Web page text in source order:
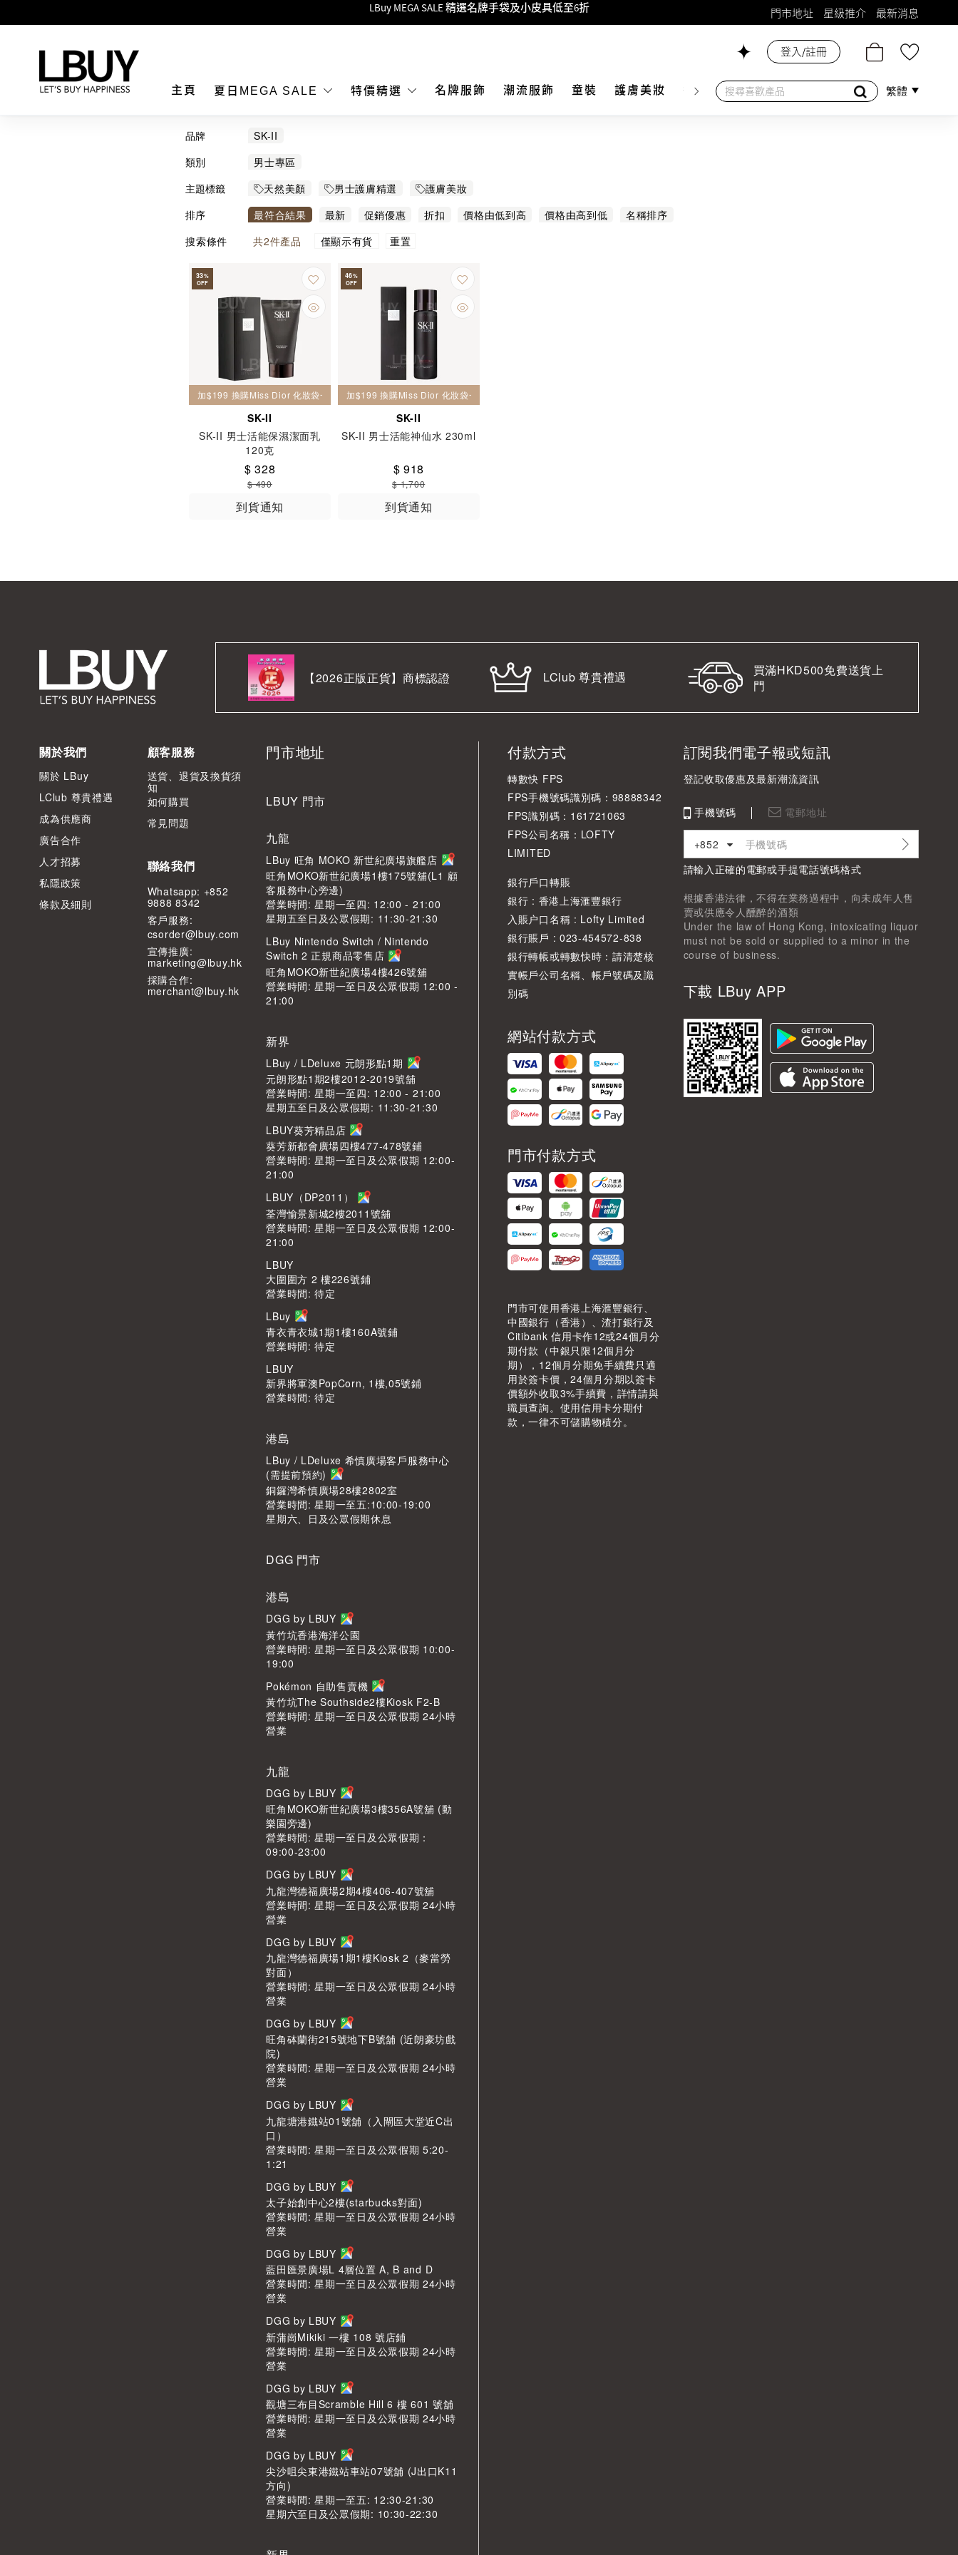
Goyard Hobo / Hobo Mini人氣限量特別版限時原價低至75折!
MOKO 1樓175號鋪旗艦店特設名牌Hermès、CHANEL及LV專區！
LBuy MEGA SALE 精選名牌手袋及小皮具低至6折
門市地址 星級推介 最新消息
主頁 夏日MEGA SALE 特價精選 名牌服飾 潮流服飾 童裝 護膚美妝 香水香薰 個人護理 母嬰護理 遊戲及精品
登入/註冊
繁體
品牌
SK-II
類別
男士專區
主題標籤
天然美顏 男士護膚精選
護膚美妝
排序
最符合結果 最新 促銷優惠 折扣 價格由低到高 價格由高到低
名稱排序
搜索條件
共2件產品 僅顯示有貨 重置
33%
OFF
加$199 換購Miss Dior 化妝袋一個
SK-II
SK-II 男士活能保濕潔面乳
120克
$ 328
$ 490
到貨通知
46%
OFF
加$199 換購Miss Dior 化妝袋一個
SK-II
SK-II 男士活能神仙水 230ml
$ 918
$ 1,700
到貨通知
【2026正版正貨】商標認證 LClub 尊貴禮遇
買滿HKD500免費送貨上
門
關於我們
關於 LBuy
LClub 尊貴禮遇
成為供應商
廣告合作
人才招募
私隱政策
條款及細則
顧客服務
送貨、退貨及換貨須
知
如何購買
常見問題
聯絡我們
Whatsapp: +852
9888 8342
客⼾服務:
csorder@lbuy.com
宣傳推廣:
marketing@lbuy.hk
採購合作:
merchant@lbuy.hk
門市地址
LBUY 門市
九龍
LBuy 旺角 MOKO 新世紀廣場旗艦店
旺角MOKO新世紀廣場1樓175號舖(L1 顧
客服務中心旁邊)
營業時間: 星期一至四: 12:00 - 21:00
星期五至日及公眾假期: 11:30-21:30
LBuy Nintendo Switch / Nintendo
Switch 2 正規商品零售店
旺角MOKO新世紀廣場4樓426號舖
營業時間: 星期一至日及公眾假期 12:00 -
21:00
新界
LBuy / LDeluxe 元朗形點1期
元朗形點1期2樓2012-2019號舖
營業時間: 星期一至四: 12:00 - 21:00
星期五至日及公眾假期: 11:30-21:30
LBUY葵芳精品店
葵芳新都會廣場四樓477-478號鋪
營業時間: 星期一至日及公眾假期 12:00-
21:00
LBUY（DP2011）
荃灣愉景新城2樓2011號舖
營業時間: 星期一至日及公眾假期 12:00-
21:00
LBUY
大圍圍方 2 樓226號鋪
營業時間: 待定
LBuy
青衣青衣城1期1樓160A號鋪
營業時間: 待定
LBUY
新界將軍澳PopCorn, 1樓,05號鋪
營業時間: 待定
港島
LBuy / LDeluxe 希慎廣場客戶服務中心
(需提前預約)
銅鑼灣希慎廣場28樓2802室
營業時間: 星期一至五:10:00-19:00
星期六、日及公眾假期休息
DGG 門市
港島
DGG by LBUY
黃竹坑香港海洋公園
營業時間: 星期一至日及公眾假期 10:00-
19:00
Pokémon 自助售賣機
黃竹坑The Southside2樓Kiosk F2-B
營業時間: 星期一至日及公眾假期 24小時
營業
九龍
DGG by LBUY
旺角MOKO新世紀廣場3樓356A號舖 (動
樂園旁邊)
營業時間: 星期一至日及公眾假期：
09:00-23:00
DGG by LBUY
九龍灣德福廣場2期4樓406-407號舖
營業時間: 星期一至日及公眾假期 24小時
營業
DGG by LBUY
九龍灣德福廣場1期1樓Kiosk 2（麥當勞
對面）
營業時間: 星期一至日及公眾假期 24小時
營業
DGG by LBUY
旺角砵蘭街215號地下B號舖 (近朗豪坊戲
院)
營業時間: 星期一至日及公眾假期 24小時
營業
DGG by LBUY
九龍塘港鐵站01號舖（入閘區大堂近C出
口）
營業時間: 星期一至日及公眾假期 5:20-
1:21
DGG by LBUY
太子始創中心2樓(starbucks對面)
營業時間: 星期一至日及公眾假期 24小時
營業
DGG by LBUY
藍田匯景廣場L 4層位置 A, B and D
營業時間: 星期一至日及公眾假期 24小時
營業
DGG by LBUY
新蒲崗Mikiki 一樓 108 號店鋪
營業時間: 星期一至日及公眾假期 24小時
營業
DGG by LBUY
觀塘三布目Scramble Hill 6 樓 601 號舖
營業時間: 星期一至日及公眾假期 24小時
營業
DGG by LBUY
尖沙咀尖東港鐵站車站07號舖 (J出口K11
方向)
營業時間: 星期一至五: 12:30-21:30
星期六至日及公眾假期: 10:30-22:30
付款方式
轉數快 FPS
FPS手機號碼識別碼：98888342
FPS識別碼：161721063
FPS公司名稱：LOFTY
LIMITED
銀行戶口轉賬
銀行 : 香港上海滙豐銀行
入賬户口名稱 : Lofty Limited
銀行賬戶 : 023-454572-838
銀行轉帳或轉數快時：請清楚核
實帳戶公司名稱、帳戶號碼及識
別碼
網站付款方式
門市付款方式
門市可使用香港上海滙豐銀行、
中國銀行（香港）、渣打銀行及
Citibank 信用卡作12或24個月分
期付款（中銀只限12個月分
期），12個月分期免手續費只適
用於簽卡價，24個月分期以簽卡
價額外收取3%手續費，詳情請與
職員查詢。使用信用卡分期付
款，一律不可儲購物積分。
訂閱我們電子報或短訊
登記收取優惠及最新潮流資訊
手機號碼 電郵地址
+852
請輸入正確的電郵或手提電話號碼格式
根據香港法律，不得在業務過程中，向未成年人售
賣或供應令人醺醉的酒類
Under the law of Hong Kong, intoxicating liquor
must not be sold or supplied to a minor in the
course of business.
下載 LBuy APP